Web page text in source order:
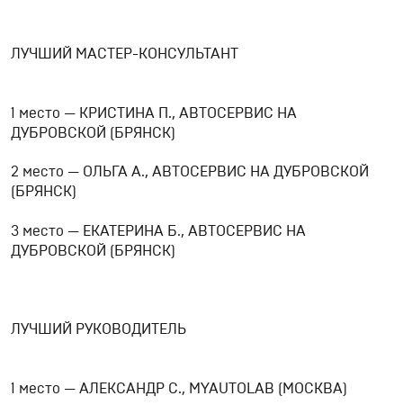
ЛУЧШИЙ МАСТЕР-КОНСУЛЬТАНТ
1 место — КРИСТИНА П., АВТОСЕРВИС НА
ДУБРОВСКОЙ (БРЯНСК)
2 место — ОЛЬГА А., АВТОСЕРВИС НА ДУБРОВСКОЙ
(БРЯНСК)
3 место — ЕКАТЕРИНА Б., АВТОСЕРВИС НА
ДУБРОВСКОЙ (БРЯНСК)
ЛУЧШИЙ РУКОВОДИТЕЛЬ
1 место — АЛЕКСАНДР С., MYAUTOLAB (МОСКВА)